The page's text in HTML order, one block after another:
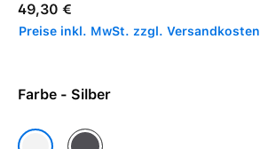
49,30 €
Preise inkl. MwSt. zzgl. Versandkosten
Farbe - Silber
Silber Space Grau